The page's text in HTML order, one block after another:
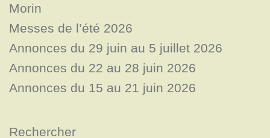
Morin
Messes de l’été 2026
Annonces du 29 juin au 5 juillet 2026
Annonces du 22 au 28 juin 2026
Annonces du 15 au 21 juin 2026
Rechercher